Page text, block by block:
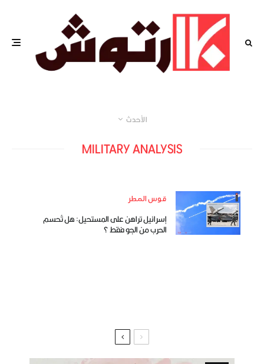
الأحدث
MILITARY ANALYSIS
قوس المطر
إسرائيل تراهن على المستحيل: هل تُحسم
الحرب من الجو فقط ؟